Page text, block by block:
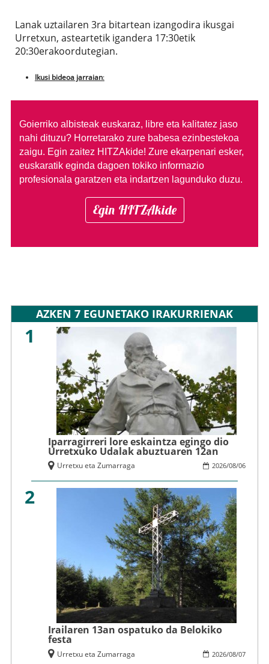
Lanak uztailaren 3ra bitartean izangodira ikusgai
Urretxun, asteartetik igandera 17:30etik
20:30erakoordutegian.
Ikusi bideoa jarraian:
Goierriko albisteak euskaraz, libre eta kalitatez jaso
nahi dituzu? Horretarako zure babesa ezinbestekoa
zaigu. Egin zaitez HITZAkide! Zure ekarpenari esker,
euskaratik eginda dagoen tokiko informazio
profesionala garatzen eta indartzen lagunduko duzu.
Egin HITZAkide
AZKEN 7 EGUNETAKO IRAKURRIENAK
1
Iparragirreri lore eskaintza egingo dio
Urretxuko Udalak abuztuaren 12an
2026/08/06
Urretxu eta Zumarraga
2
Irailaren 13an ospatuko da Belokiko
festa
2026/08/07
Urretxu eta Zumarraga